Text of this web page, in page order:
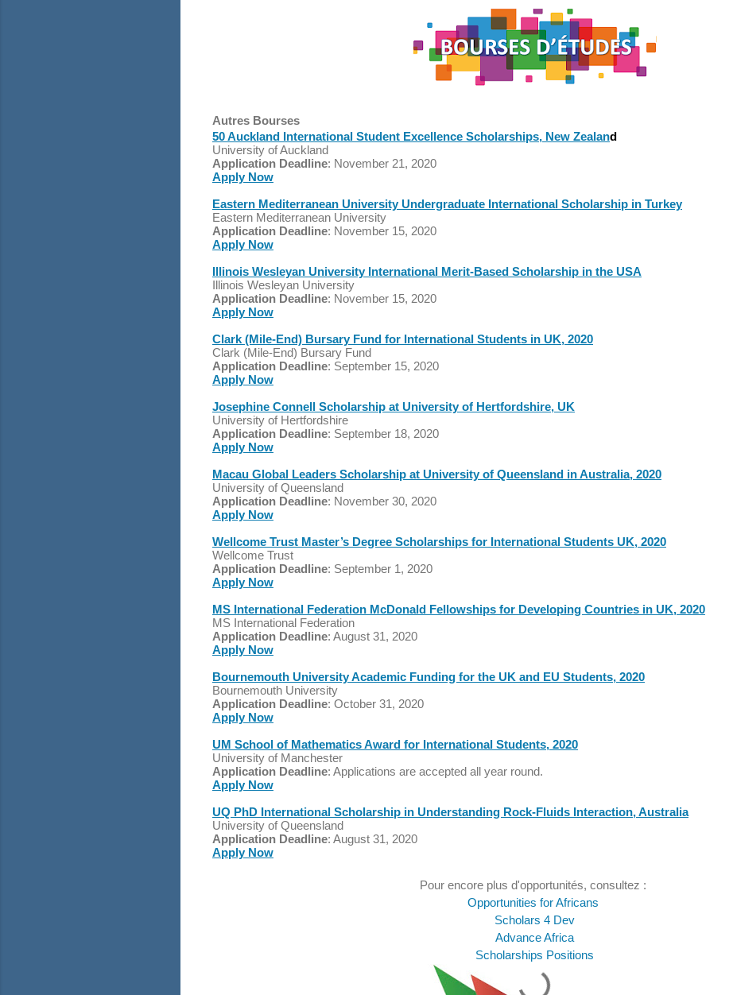
Autres Bourses
50 Auckland International Student Excellence Scholarships, New Zealand
University of Auckland
Application Deadline: November 21, 2020
Apply Now
Eastern Mediterranean University Undergraduate International Scholarship in Turkey
Eastern Mediterranean University
Application Deadline: November 15, 2020
Apply Now
Illinois Wesleyan University International Merit-Based Scholarship in the USA
Illinois Wesleyan University
Application Deadline: November 15, 2020
Apply Now
Clark (Mile-End) Bursary Fund for International Students in UK, 2020
Clark (Mile-End) Bursary Fund
Application Deadline: September 15, 2020
Apply Now
Josephine Connell Scholarship at University of Hertfordshire, UK
University of Hertfordshire
Application Deadline: September 18, 2020
Apply Now
Macau Global Leaders Scholarship at University of Queensland in Australia, 2020
University of Queensland
Application Deadline: November 30, 2020
Apply Now
Wellcome Trust Master’s Degree Scholarships for International Students UK, 2020
Wellcome Trust
Application Deadline: September 1, 2020
Apply Now
MS International Federation McDonald Fellowships for Developing Countries in UK, 2020
MS International Federation
Application Deadline: August 31, 2020
Apply Now
Bournemouth University Academic Funding for the UK and EU Students, 2020
Bournemouth University
Application Deadline: October 31, 2020
Apply Now
UM School of Mathematics Award for International Students, 2020
University of Manchester
Application Deadline: Applications are accepted all year round.
Apply Now
UQ PhD International Scholarship in Understanding Rock-Fluids Interaction, Australia
University of Queensland
Application Deadline: August 31, 2020
Apply Now
Pour encore plus d'opportunités, consultez :
Opportunities for Africans
Scholars 4 Dev
Advance Africa
Scholarships Positions